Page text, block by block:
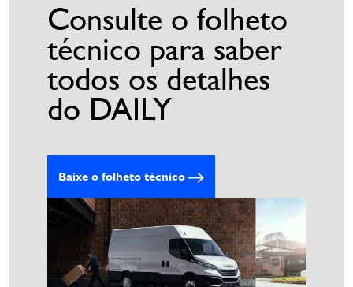
Consulte o folheto
técnico para saber
todos os detalhes
do DAILY
Baixe o folheto técnico